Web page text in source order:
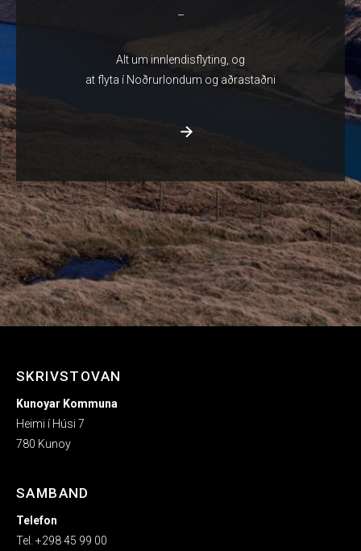
–
Alt um innlendisflyting, og
at flyta í Noðrurlondum og aðrastaðni
SKRIVSTOVAN
Kunoyar Kommuna
Heimi í Húsi 7
780 Kunoy
SAMBAND
Telefon
Tel. +298 45 99 00